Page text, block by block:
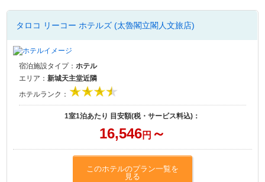
タロコ リーコー ホテルズ (太魯閣立閣人文旅店)
宿泊施設タイプ：ホテル
エリア：新城天主堂近隣
ホテルランク：
1室1泊あたり 目安額(税・サービス料込)：
16,546円 ～
このホテルのプラン一覧を
見る